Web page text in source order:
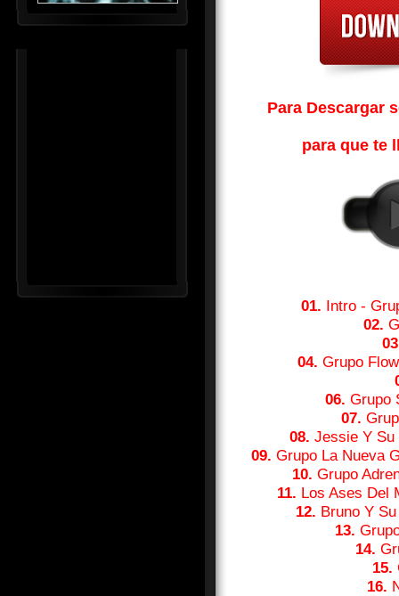
Para Descargar
para que te
01. Intro -
02.
04. Grupo
06. Grupo
07.
08. Jessie Y Su
09. Grupo La Nueva
10. Grupo
11. Los Ases Del
12. Bruno Y
13.
14.
15.
16.